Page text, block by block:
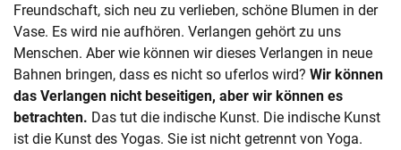
Freundschaft, sich neu zu verlieben, schöne Blumen in der
Vase. Es wird nie aufhören. Verlangen gehört zu uns
Menschen. Aber wie können wir dieses Verlangen in neue
Bahnen bringen, dass es nicht so uferlos wird? Wir können
das Verlangen nicht beseitigen, aber wir können es
betrachten. Das tut die indische Kunst. Die indische Kunst
ist die Kunst des Yogas. Sie ist nicht getrennt von Yoga.